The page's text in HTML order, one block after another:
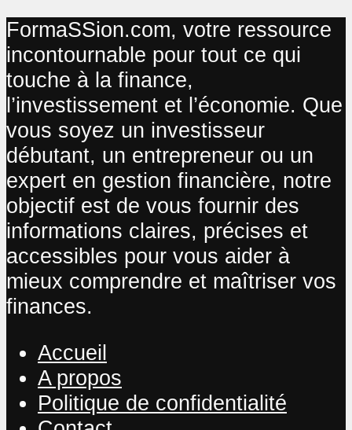
FormaSSion.com, votre ressource
incontournable pour tout ce qui
touche à la finance,
l’investissement et l’économie. Que
vous soyez un investisseur
débutant, un entrepreneur ou un
expert en gestion financière, notre
objectif est de vous fournir des
informations claires, précises et
accessibles pour vous aider à
mieux comprendre et maîtriser vos
finances.
Accueil
A propos
Politique de confidentialité